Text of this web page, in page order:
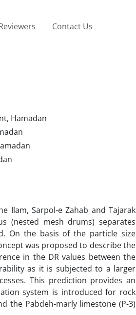
Contact Us
Hamadan
Ilam, Sarpol-e Zahab and Tajarak
(nested mesh drums) separates
On the basis of the particle size
was proposed to describe the
in the DR values between the
as it is subjected to a larger
This prediction provides an
system is introduced for rock
the Pabdeh-marly limestone (P-3)